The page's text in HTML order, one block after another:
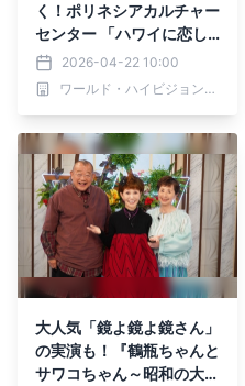
く！ポリネシアカルチャー
センター 「ハワイに恋し
て！」5月3日（日）夕方6
時～BS12 トゥエルビで放
送！ さらに、横浜髙島屋
26」ステージイベントに
参戦！
2026-04-22 10:00
ワールド・ハイビジョン・チャンネル株式会社
大人気「鏡よ鏡よ鏡さん」
の実演も！『鶴瓶ちゃんと
サワコちゃん～昭和の大先